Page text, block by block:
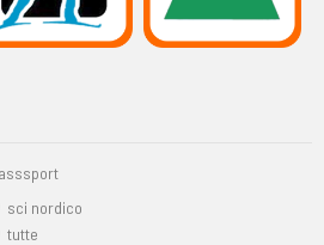
sci nordico
tutte